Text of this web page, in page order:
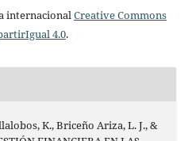
internacionalCreative Commons
4.0.
K., Briceño Ariza, L. J., &